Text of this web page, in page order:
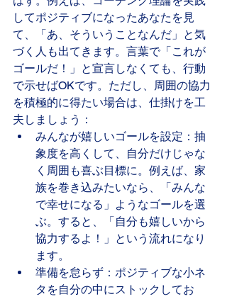
してポジティブになったあなたを見
て、「あ、そういうことなんだ」と気
づく人も出てきます。言葉で「これが
ゴールだ！」と宣言しなくても、行動
で示せばOKです。ただし、周囲の協力
を積極的に得たい場合は、仕掛けを工
夫しましょう：
みんなが嬉しいゴールを設定：抽
象度を高くして、自分だけじゃな
く周囲も喜ぶ目標に。例えば、家
族を巻き込みたいなら、「みんな
で幸せになる」ようなゴールを選
ぶ。すると、「自分も嬉しいから
協力するよ！」という流れになり
ます。
準備を怠らず：ポジティブな小ネ
タを自分の中にストックしてお